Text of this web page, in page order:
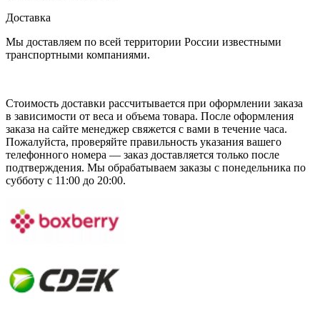
Доставка
Мы доставляем по всей территории России известными
транспортными компаниями.
Стоимость доставки рассчитывается при оформлении заказа
в зависимости от веса и объема товара. После оформления
заказа на сайте менеджер свяжется с вами в течение часа.
Пожалуйста, проверяйте правильность указания вашего
телефонного номера — заказ доставляется только после
подтверждения. Мы обрабатываем заказы с понедельника по
субботу с 11:00 до 20:00.